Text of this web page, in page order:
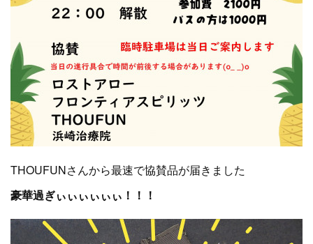
THOUFUNさんから最速で協賛品が届きました
豪華過ぎぃぃぃぃぃぃ！！！